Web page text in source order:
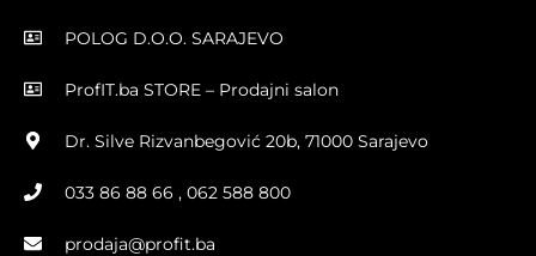
POLOG D.O.O. SARAJEVO
ProfIT.ba STORE – Prodajni salon
Dr. Silve Rizvanbegović 20b, 71000 Sarajevo
033 86 88 66 , 062 588 800
prodaja@profit.ba